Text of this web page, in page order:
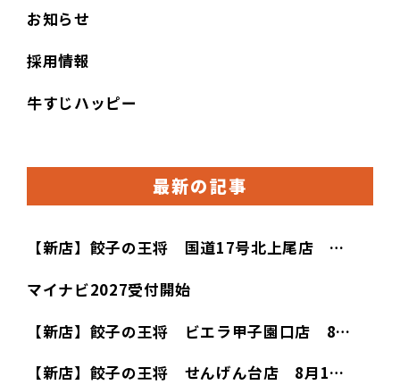
お知らせ
採用情報
牛すじハッピー
最新の記事
【新店】餃子の王将 国道17号北上尾店 …
マイナビ2027受付開始
【新店】餃子の王将 ビエラ甲子園口店 8…
【新店】餃子の王将 せんげん台店 8月1…